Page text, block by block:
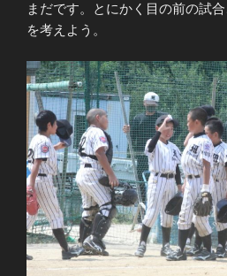
まだです。とにかく目の前の試
を考えよう。